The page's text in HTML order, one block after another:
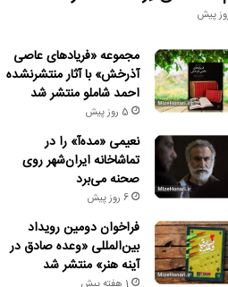
مجموعه «فریادهای عاصی
آذرخش» با آثار منتشرنشده
احمد شاملو منتشر شد
5 روز پیش
نعیمی «مده‌آ» را در
تماشاخانه ایران‌شهر روی
صحنه می‌برد
6 روز پیش
فراخوان دومین رویداد
بین‌المللی «وعده صادق در
آینه هنر» منتشر شد